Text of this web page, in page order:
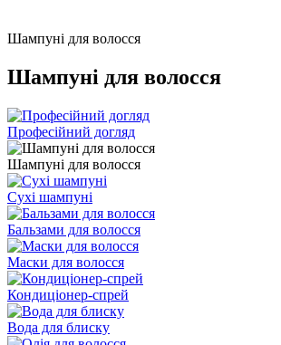
Шампуні для волосся
Шампуні для волосся
Професійний догляд
Шампуні для волосся
Сухі шампуні
Бальзами для волосся
Маски для волосся
Кондиціонер-спрей
Вода для блиску